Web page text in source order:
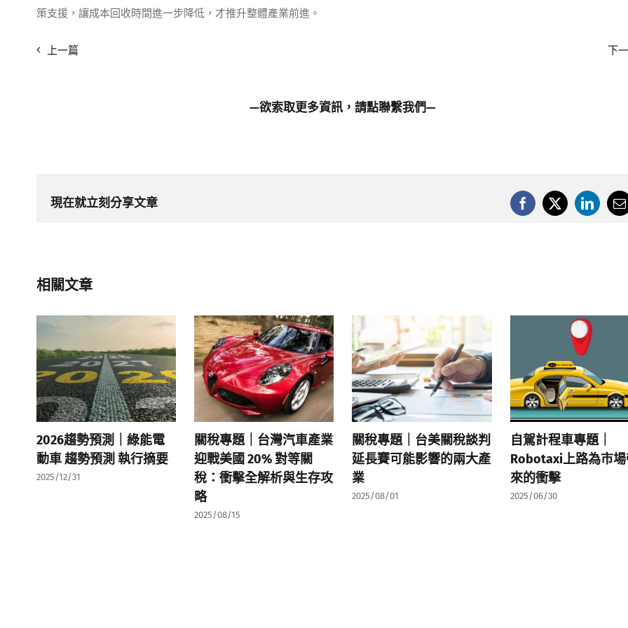
策支援，讓成本回收時間進一步降低，才推升整體產業前進。
上一篇 下
—欲索取更多資訊，請點聯繫我們—
現在就立刻分享文章
相關文章
2026趨勢預測｜綠能電
動車 趨勢預測 執行摘要
2025/12/31
關稅專題｜台灣汽車產業
迎戰美國 20% 對等關
稅：衝擊全解析與生存攻
略
2025/08/15
關稅專題｜台美關稅談判
延長賽可能影響的兩大產
業
2025/08/01
自駕計程車專題｜
Robotaxi上路為市
來的衝擊
2025/06/30